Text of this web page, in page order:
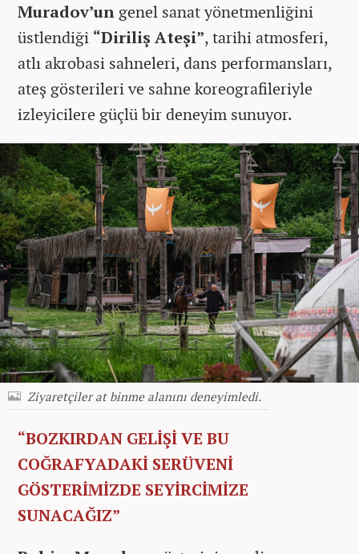
Muradov’un genel sanat yönetmenliğini
üstlendiği “Diriliş Ateşi”, tarihi atmosferi,
atlı akrobasi sahneleri, dans performansları,
ateş gösterileri ve sahne koreografileriyle
izleyicilere güçlü bir deneyim sunuyor.
Ziyaretçiler at binme alanını deneyimledi.
“BOZKIRDAN GELİŞİ VE BU
COĞRAFYADAKİ SERÜVENİ
GÖSTERİMİZDE SEYİRCİMİZE
SUNACAĞIZ”